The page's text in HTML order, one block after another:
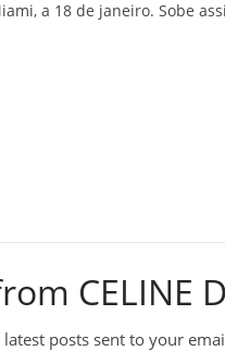
a 18 de janeiro. Sobe
CELINE
posts sent to your